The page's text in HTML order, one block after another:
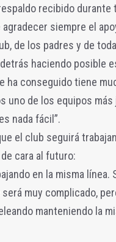
recibido durante
siempre el
de los padres y de
haciendo posible
ha conseguido tiene
uno de los equipos más
nada fácil”.
el club seguirá
cara al futuro:
en la misma línea.
muy complicado,
manteniendo la